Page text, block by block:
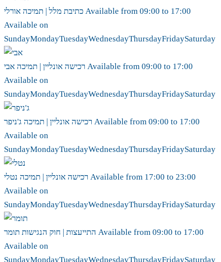
כתיבת מלל | תמיכה Available from 09:00 to 17:00
Available on
SundayMondayTuesdayWednesdayThursdayFridaySaturday
רכישה אונליין | תמיכה Available from 09:00 to 17:00
Available on
SundayMondayTuesdayWednesdayThursdayFridaySaturday
רכישה אונליין | תמיכה Available from 09:00 to 17:00
Available on
SundayMondayTuesdayWednesdayThursdayFridaySaturday
רכישה אונליין | תמיכה Available from 17:00 to 23:00
Available on
SundayMondayTuesdayWednesdayThursdayFridaySaturday
התייעצות | חוק הנגישות Available from 09:00 to 17:00
Available on
SundayMondayTuesdayWednesdayThursdayFridaySaturday